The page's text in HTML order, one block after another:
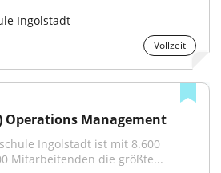
Ingolstadt
Vollzeit
Operations Management
Ingolstadt ist mit 8.600
Mitarbeitenden die größte...